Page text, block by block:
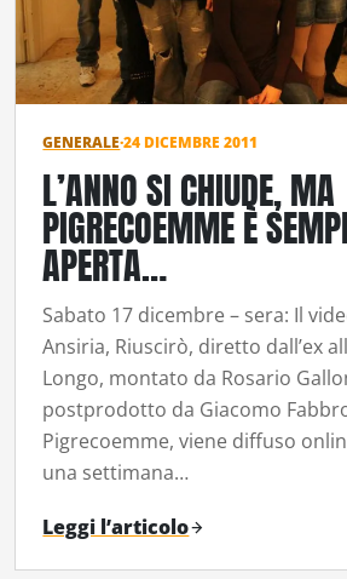
GENERALE·24 DICEMBRE 2011
L’ANNO SI CHIUDE, MA
PIGRECOEMME È
APERTA…
Sabato 17 dicembre – sera: Il
Ansiria, Riuscirò, diretto dall’ex
Longo, montato da Rosario
postprodotto da Giacomo
Pigrecoemme, viene diffuso
una settimana…
Leggi l’articolo